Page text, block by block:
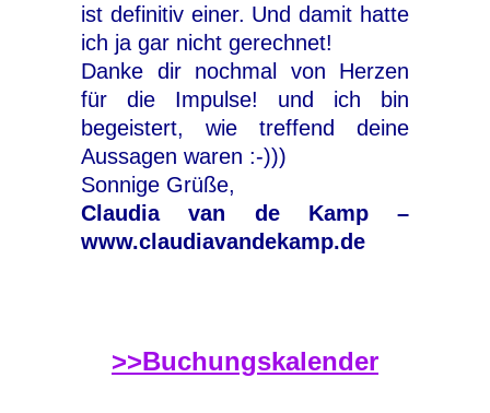
ist definitiv einer. Und damit hatte
ich ja gar nicht gerechnet!
Danke dir nochmal von Herzen
für die Impulse! und ich bin
begeistert, wie treffend deine
Aussagen waren :-)))
Sonnige Grüße,
Claudia van de Kamp –
www.claudiavandekamp.de
>>Buchungskalender